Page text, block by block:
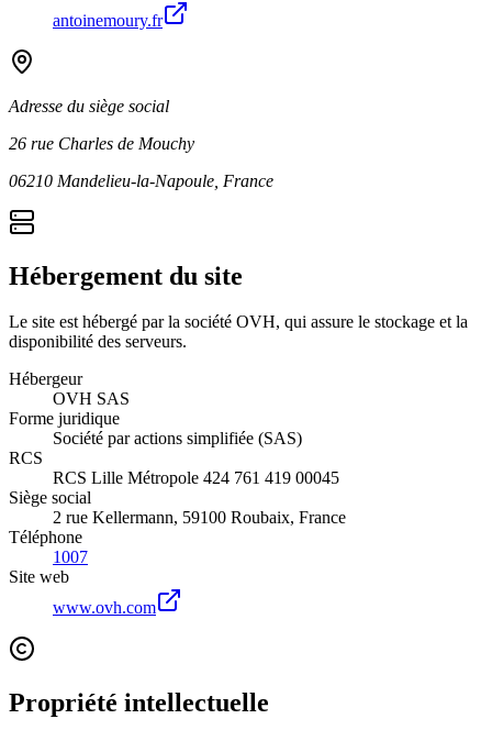
antoinemoury.fr
Adresse du siège social
26 rue Charles de Mouchy
06210 Mandelieu-la-Napoule, France
Hébergement du site
Le site est hébergé par la société OVH, qui assure le stockage et la
disponibilité des serveurs.
Hébergeur
OVH SAS
Forme juridique
Société par actions simplifiée (SAS)
RCS
RCS Lille Métropole 424 761 419 00045
Siège social
2 rue Kellermann, 59100 Roubaix, France
Téléphone
1007
Site web
www.ovh.com
Propriété intellectuelle